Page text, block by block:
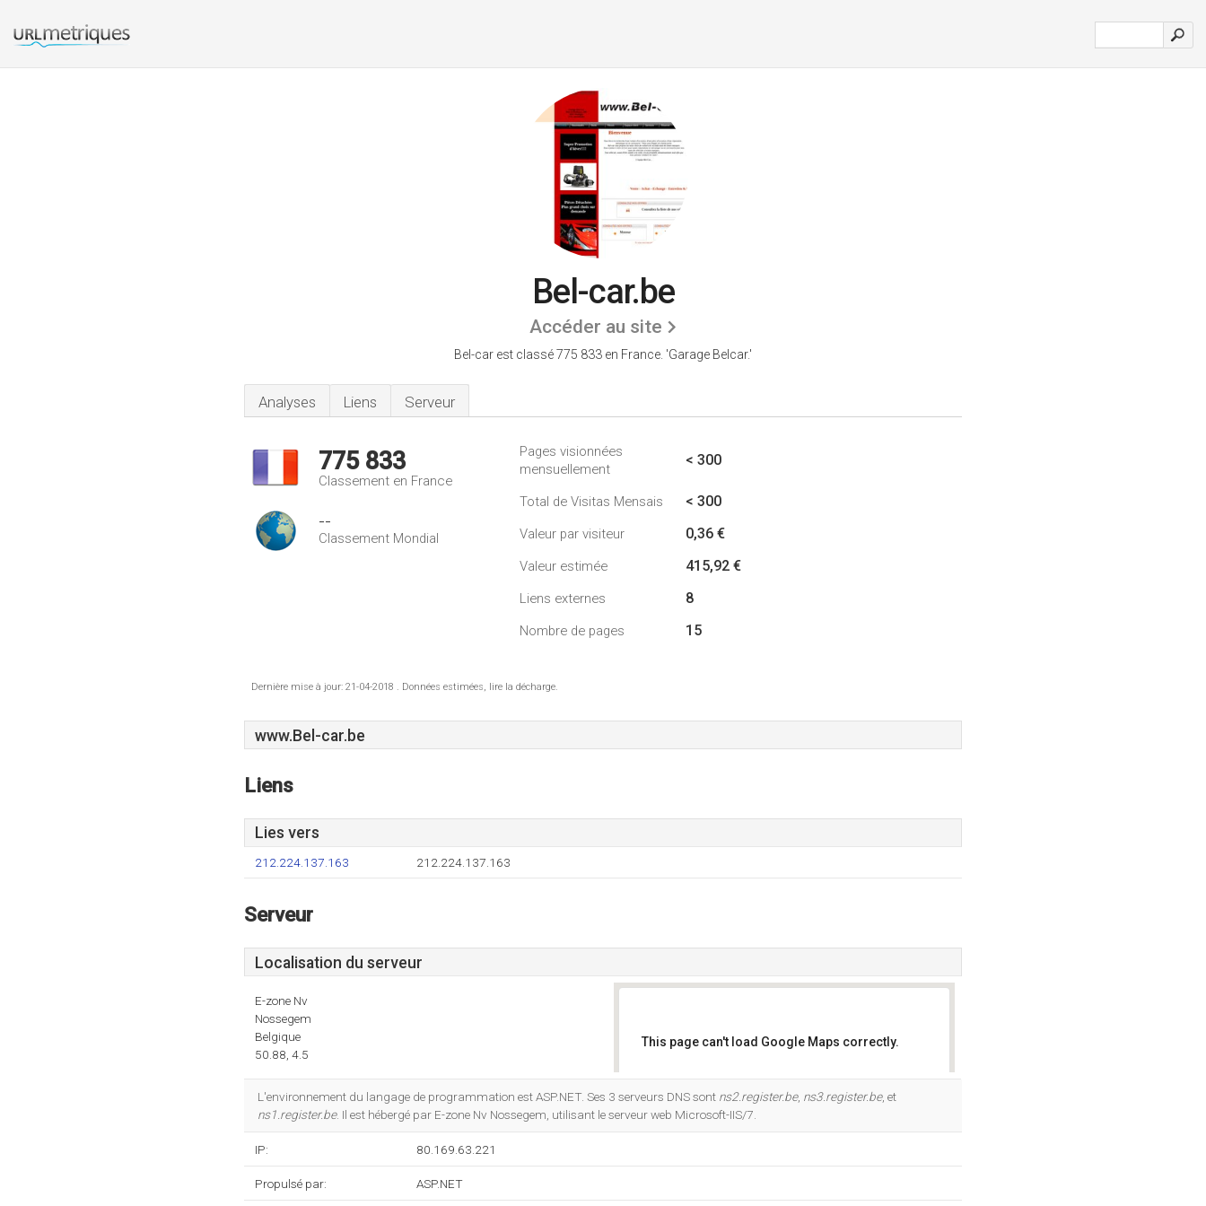
Bel-car.be
Accéder au site
Bel-car est classé 775 833 en France. 'Garage Belcar.'
Analyses Liens Serveur
775 833
Classement en France
--
Classement Mondial
Pages visionnées
mensuellement
< 300
Total de Visitas Mensais < 300
Valeur par visiteur 0,36 €
Valeur estimée 415,92 €
Liens externes 8
Nombre de pages 15
Dernière mise à jour: 21-04-2018 . Données estimées, lire la décharge.
www.Bel-car.be
Liens
Lies vers
212.224.137.163 212.224.137.163
Serveur
Localisation du serveur
E-zone Nv
Nossegem
Belgique
50.88, 4.5
This page can't load Google Maps correctly.
L'environnement du langage de programmation est ASP.NET. Ses 3 serveurs DNS sont ns2.register.be, ns3.register.be, et
ns1.register.be. Il est hébergé par E-zone Nv Nossegem, utilisant le serveur web Microsoft-IIS/7.
IP: 80.169.63.221
Propulsé par: ASP.NET